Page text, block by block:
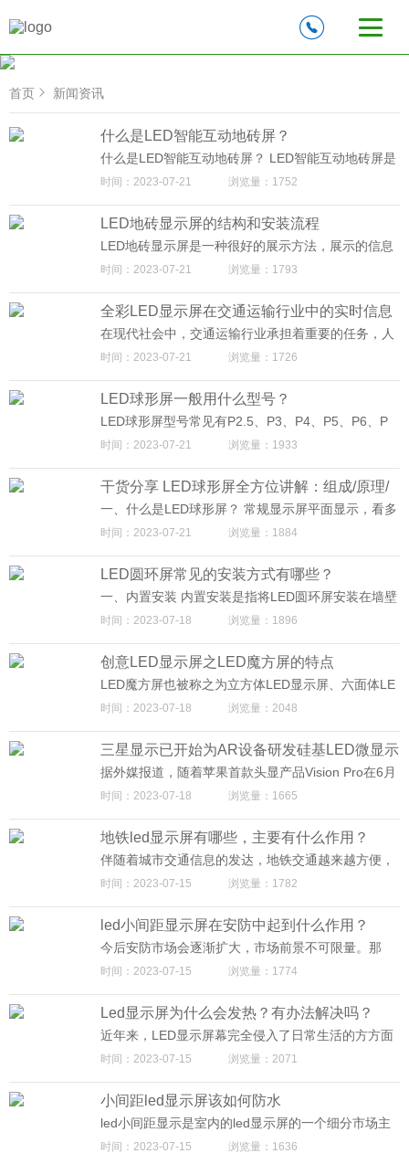
首页 新闻资讯
什么是LED智能互动地砖屏？
什么是LED智能互动地砖屏？ LED智能互动地砖屏是
专为地面显示而打造的一款创新商显产品，配合智能
系统，实现人屏互动、趣味游戏等多重效果，使得舞
台空间延伸、并实现光影互动的视觉效果，令整个舞
台趣味横生。它既可以应用于室内外舞台场景，也可
以作为大型商场的舞台休息区。 LED智能互动地砖屏
的优势有哪些？ 因使用环境的特殊性，在设计上它不
仅要满足常规LED显示屏的静音散热处理、维护便
利、显示稳定等需求，也应考虑如下要素。 （1）安
全承重。 迈普光彩LED地砖屏需具有好的承重力度
（每平方可承载高达数吨的重量），以电视台直播/录
播场景为例，地砖屏上经常会放置道具，电视台幕前
工作通常需要站立于台前。好的承重设计可以保障电
时间：2023-07-21 浏览量：1752
LED地砖显示屏的结构和安装流程
LED地砖显示屏是一种很好的展示方法，展示的信息
量大，内容可以随时更新，并且有着非常好的广告和
告示效果，非常引人的注意力。那么LED地砖显示屏
的部件有哪些?其主要组成部件是：单元板、电源、
控制卡、连线、单元板背面、单元板正面、开关电源
和 LED 条屏控制卡。下面迈普光彩小编给大家详细
介绍各个部件及其安装要点。 LED地砖显示屏结构
1、单元板 单元板是LED的显示核心部件之一，单元
板的好坏，直接影响到显示效果的。单元板由LED模
块，驱动芯片和PCB电路板组成。LED模块，其实是
由很多个LED发光点用树脂或者塑料封装起来点阵。
时间：2023-07-21 浏览量：1793
全彩LED显示屏在交通运输行业中的实时信息
显示与管理研究
在现代社会中，交通运输行业承担着重要的任务，人
们对交通信息的实时掌握和准确传递要求越来越高。
迈普光彩小编认为，实时信息显示在道路安全、交通
流畅以及用户体验等方面起到了不可忽视的作用。 然
而，传统的交通信息显示手段，如路牌和路标，已经
不能满足快速变化的信息展示需求，无法及时、准确
地向用户提供实时的信息。 二、全彩LED显示屏在交
通运输行业中的应用优势 1. 高清晰度与鲜艳的色彩：
全彩LED显示屏具备高密度点阵和高亮度的特点，能
够清晰、鲜艳地显示各种文本、图像和视频，以引起
用户的注意和关注。 2. 多种信息展示方式：全彩LED
显示屏不仅能够实现文本信息的显示，还可以通过动
态图像和视频展示形式，直观地传递丰富的交通信
ED显示屏支持远程联网，可通过互联网实现对屏幕内
容的远程控制和更新，方便管理人员实时发布、调整
和更新信息。 4. 良好的适应性与可扩展性：全彩LED
显示屏可以适应不同环境条件下的使用，具有防风、
防水、防暴等功能。同时，其模块化设计和灵活组合
方式能够满足不同场地和任务的需求。 三、全彩LED
显示屏在交通运输行业中的应用案例 1. 车辆导向系
统：在公交、地铁、机场等交通枢纽设置全彩LED显
示屏，通过实时显示车辆到站时间、班次信息等，提
高乘客的出行体验。 2. 实时路况信息发布：在高速公
路、主要道路等交通要道安装全彩LED显示屏，实时
显示交通事故、拥堵等信息，引导车辆选择合适的行
驶路线，提升交通效率。 3. 安全警示系统：在桥梁、
隧道等危险路段安装全彩LED显示屏，通过实时显示
警示信息，提醒驾驶员保持注意力，减少交通事故的
时间：2023-07-21 浏览量：1726
LED球形屏一般用什么型号？
LED球形屏型号常见有P2.5、P3、P4、P5、P6、P
8、P10，但是随着技术及生产工艺的进步，只要点间
距大于P2的显示屏都可用于户外。这么球形屏一般用
什么型号？ 1. 根据面积 球体直径在2米内的，建议使
用P3型号；球体直径在2米~5米之间的，建议选择P
4、P5、P6；球体直径在6~10米，建议选择P8 P1
0；球体直径10米以上建议选择P10； 2. 根据距离 P
后面的数值指显示屏灯珠之间的距离，称为点间距。
点间距数值越小，单位像素点就越高，显示画面也就
越清晰，适合近距离的观看。所以对于迈普光彩LED
球形屏，观看距离比较近，建议采用P3或P4，距离远
一些的，就采用或P5或P6，再远就采用P8。
时间：2023-07-21 浏览量：1933
干货分享 LED球形屏全方位讲解：组成/原理/
优势/应用/前景
一、什么是LED球形屏？ 常规显示屏平面显示，看多
了会产生审美疲劳，再加上市场上多元化需求，衍生
出了LED球形屏这样标新立异的产品。迈普光彩LED
球形屏是一种球状的新型显示屏， 能够360度全方位
观赏屏幕显示的内容，从而带来全新的视觉体验。并
且画质细腻，画面立体感强。 二、 LED球形屏组成 L
ED球形屏主要由球形托架、LED模组、LED模块、控
制器、电源这5个部分组成。
时间：2023-07-21 浏览量：1884
LED圆环屏常见的安装方式有哪些？
一、内置安装 内置安装是指将LED圆环屏安装在墙壁
或天花板上，这种安装方式简单快捷，不需要拆卸，
只需要将LED圆环屏安装在墙壁或天花板上即可，安
装过程也比较简单，只需要使用螺丝固定即可。 二、
外置安装 外置安装是指将LED圆环屏安装在墙外，这
种安装方式比较耗时，需要拆卸墙壁，然后在墙壁外
部安装LED圆环屏，安装过程中需要注意水平度，以
及LED圆环屏和墙壁之间的距离，确保LED圆环屏安
装后稳定可靠。
时间：2023-07-18 浏览量：1896
创意LED显示屏之LED魔方屏的特点
LED魔方屏也被称之为立方体LED显示屏、六面体LE
D显示屏等，每个显示面之间实现了无缝拼接，运用
技术前沿的箱体设计工艺，通过跟实际安装场景相结
合，打造出更具创意的LED显示屏产品，LED魔方屏
以独特的造型吸引用户，摆脱了传统平面显示的单
调，给人以全新的视觉体验。迈普光彩LED魔方屏也
被称之为立方体led显示屏。因其每个显示面之间实现
了无缝拼接，多应用于一些科学馆、候机楼、舞台现
场、室内商场、城市广场等场所。
时间：2023-07-18 浏览量：2048
三星显示已开始为AR设备研发硅基LED微显示
屏
据外媒报道，随着苹果首款头显产品Vision Pro在6月
份正式推出，AR/VR/MR等头显产品也就将成为各大
公司下一个重要的竞争领域， 对显示屏这一关键部件
的需求在未来几年也将增加，将为各大显示屏厂商带
来新的发展机遇。
时间：2023-07-18 浏览量：1665
地铁led显示屏有哪些，主要有什么作用？
伴随着城市交通信息的发达，地铁交通越来越方便，
人们的生活中不知不觉地被地铁广告所吸引，当人们
在乘坐地铁时ZUI容易看到ZUI多的便是地铁广告，通
常地铁广告都会放在走廊左右两侧或分布在地铁周边
范围，它的关键形式有十二封灯箱、四封通道海报、
特殊位灯箱、扶梯、车厢内海报及隧道区间内LED广
告屏等，迈普光彩LED显示屏作为现代交通类特殊的
广告载体，利用地铁人的流量集中、受注目程度高的
优势，提升品牌的认知度，使之留住快节奏状态下步
履匆匆的都市人驻足观看。那么接下来迈普光彩告诉
你，地铁led显示屏有哪些，关键有什么作用？
时间：2023-07-15 浏览量：1782
led小间距显示屏在安防中起到什么作用？
今后安防市场会逐渐扩大，市场前景不可限量。那
么，安防领域又有什么可以助力小间距LED显示屏的
发展呢? 小间距LED显示屏是显示的重要载体：提到
安防领域，智能显示便不得不提，因为人们安全意识
的加强和智能化对生活的冲击，智能显示在安防产品
中起着至关重要的作用。而且，在智能监控时代，一
切角落都少不了视频监控，更少不了智能显示，安防
领域的显示市场也正是由此拓展而来。 小间距LED显
示屏是安防行业的新"宠儿”：在安防领域还有更多的
地方可以让迈普光彩小间距LED显示屏落地生根。例
如：交通诱导系统、治安管理、智慧城市、监控中心
指挥室等等。
时间：2023-07-15 浏览量：1774
Led显示屏为什么会发热？有办法解决吗？
近年来，LED显示屏幕完全侵入了日常生活的方方面
面：从小型LED显示屏幕、应用商店、口号、标志等
场所，24小时不间断滚动播放各种文本和视频信息、
医院登记信息、法院重要通知、酒店婚地产信息、银
行相关产品、购物便利店折扣信息甚至警方发布的警
告信息都可以在迈普光彩LED广告屏幕上发布。
时间：2023-07-15 浏览量：2071
小间距led显示屏该如何防水
led小间距显示是室内的led显示屏的一个细分市场主
要运用于会议室、智能交通大厅、星际酒店等场所，
间距较小，间距较小led生产过程中没有防水处理，但
时间：2023-07-15 浏览量：1636